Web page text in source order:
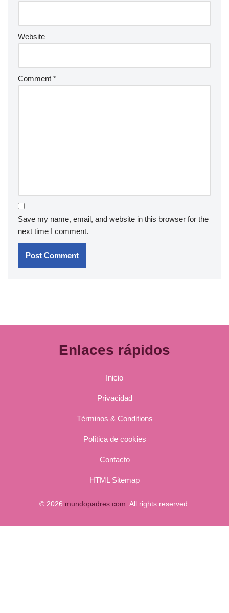
Website
Comment *
Save my name, email, and website in this browser for the
next time I comment.
Enlaces rápidos
Inicio
Privacidad
Términos & Conditions
Política de cookies
Contacto
HTML Sitemap
© 2026 mundopadres.com. All rights reserved.